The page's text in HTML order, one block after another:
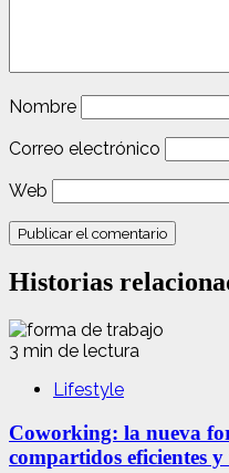
Nombre
Correo electrónico
Web
Historias
3 min de lectura
Lifestyle
Coworking: la nueva
compartidos eficientes y